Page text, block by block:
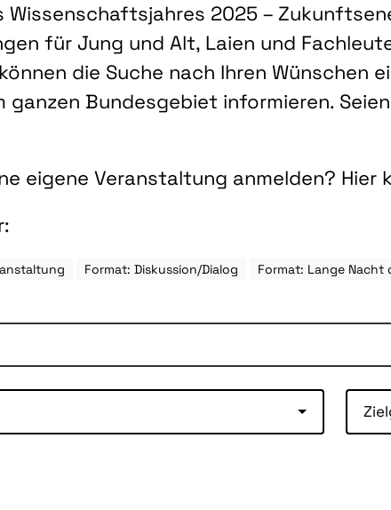
Wissenschaftsjahres 2025 –
für Jung und Alt, Laien und
die Suche nach Ihren Wünschen
ganzen Bundesgebiet informieren.
eigene Veranstaltung anmelden? Hier
Format: Diskussion/Dialog Format: Lange Nacht